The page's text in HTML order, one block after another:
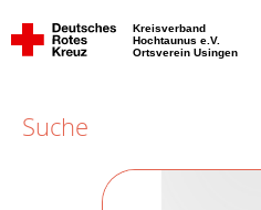
Kreisverband
Hochtaunus e.V.
Ortsverein Usingen
Suche